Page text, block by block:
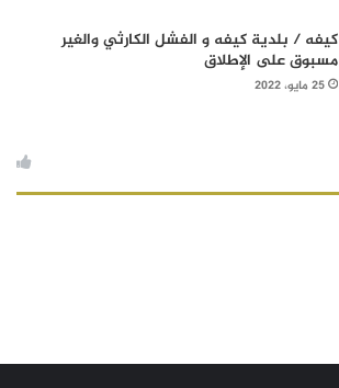
كيفه / بلدية كيفه و الفشل الكارثي والغير
مسبوق على الإطلاق
25 مايو، 2022